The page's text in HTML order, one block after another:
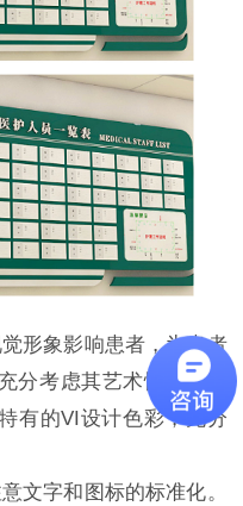
形象影响患者，为患者
分考虑其艺术性。我们
有的VI设计色彩，充分
文字和图标的标准化。